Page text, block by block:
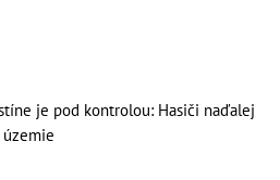
je pod kontrolou: Hasiči naďalej